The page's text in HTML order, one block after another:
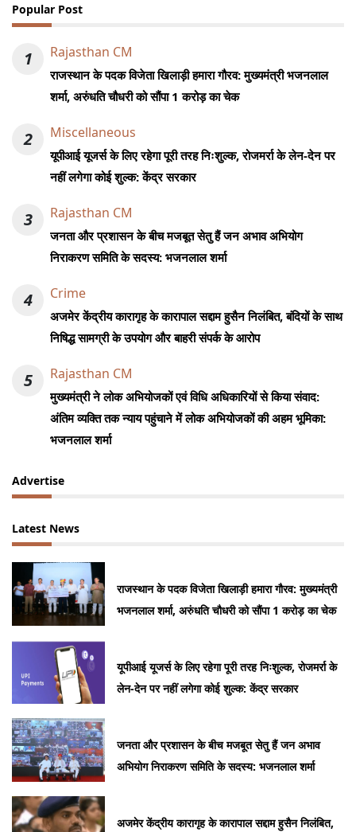
Popular Post
1 Rajasthan CM
राजस्थान के पदक विजेता खिलाड़ी हमारा गौरव: मुख्यमंत्री भजनलाल
शर्मा, अरुंधति चौधरी को सौंपा 1 करोड़ का चेक
2 Miscellaneous
यूपीआई यूजर्स के लिए रहेगा पूरी तरह निःशुल्क, रोजमर्रा के लेन-देन पर
नहीं लगेगा कोई शुल्क: केंद्र सरकार
3 Rajasthan CM
जनता और प्रशासन के बीच मजबूत सेतु हैं जन अभाव अभियोग
निराकरण समिति के सदस्य: भजनलाल शर्मा
4 Crime
अजमेर केंद्रीय कारागृह के कारापाल सद्दाम हुसैन निलंबित, बंदियों के साथ
निषिद्ध सामग्री के उपयोग और बाहरी संपर्क के आरोप
5 Rajasthan CM
मुख्यमंत्री ने लोक अभियोजकों एवं विधि अधिकारियों से किया संवाद:
अंतिम व्यक्ति तक न्याय पहुंचाने में लोक अभियोजकों की अहम भूमिका:
भजनलाल शर्मा
Advertise
Latest News
राजस्थान के पदक विजेता खिलाड़ी हमारा गौरव: मुख्यमंत्री
भजनलाल शर्मा, अरुंधति चौधरी को सौंपा 1 करोड़ का चेक
यूपीआई यूजर्स के लिए रहेगा पूरी तरह निःशुल्क, रोजमर्रा के
लेन-देन पर नहीं लगेगा कोई शुल्क: केंद्र सरकार
जनता और प्रशासन के बीच मजबूत सेतु हैं जन अभाव
अभियोग निराकरण समिति के सदस्य: भजनलाल शर्मा
अजमेर केंद्रीय कारागृह के कारापाल सद्दाम हुसैन निलंबित,